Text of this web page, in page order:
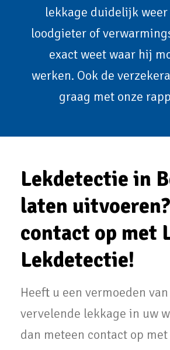
lekkage duidelijk weer
loodgieter of
exact weet waar hij
werken. Ook de
graag met onze
Lekdetectie in
laten
contact op met
Lekdetectie!
Heeft u een vermoeden
vervelende lekkage in uw
dan meteen contact op